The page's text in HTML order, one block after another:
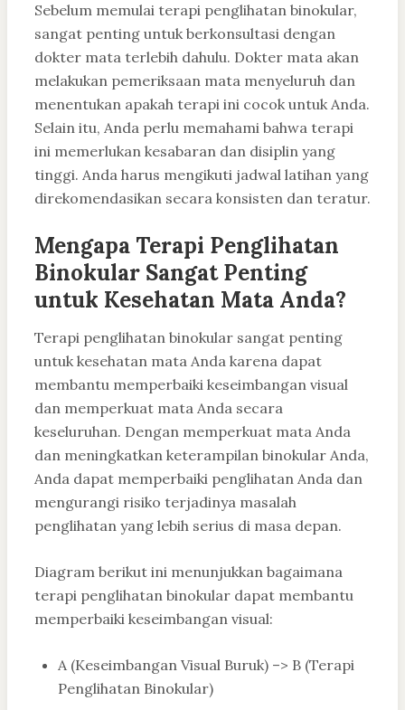
Sebelum memulai terapi penglihatan binokular,
sangat penting untuk berkonsultasi dengan
dokter mata terlebih dahulu. Dokter mata akan
melakukan pemeriksaan mata menyeluruh dan
menentukan apakah terapi ini cocok untuk Anda.
Selain itu, Anda perlu memahami bahwa terapi
ini memerlukan kesabaran dan disiplin yang
tinggi. Anda harus mengikuti jadwal latihan yang
direkomendasikan secara konsisten dan teratur.
Mengapa Terapi Penglihatan
Binokular Sangat Penting
untuk Kesehatan Mata Anda?
Terapi penglihatan binokular sangat penting
untuk kesehatan mata Anda karena dapat
membantu memperbaiki keseimbangan visual
dan memperkuat mata Anda secara
keseluruhan. Dengan memperkuat mata Anda
dan meningkatkan keterampilan binokular Anda,
Anda dapat memperbaiki penglihatan Anda dan
mengurangi risiko terjadinya masalah
penglihatan yang lebih serius di masa depan.
Diagram berikut ini menunjukkan bagaimana
terapi penglihatan binokular dapat membantu
memperbaiki keseimbangan visual:
A (Keseimbangan Visual Buruk) –> B (Terapi
Penglihatan Binokular)